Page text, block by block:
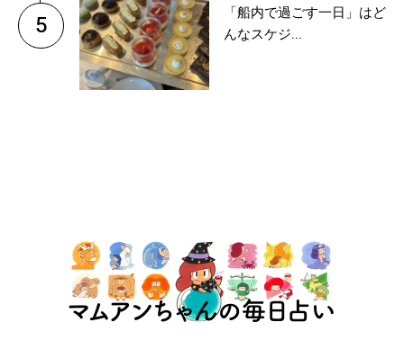
5
「船内で過ごす一日」はど
んなスケジ...